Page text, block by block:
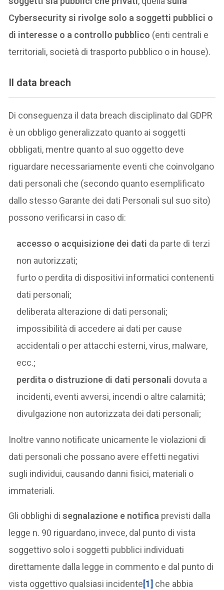
Cybersecurity si rivolge solo a soggetti pubblici o
di interesse o a controllo pubblico (enti centrali e
territoriali, società di trasporto pubblico o in house).
Il data breach
Di conseguenza il data breach disciplinato dal GDPR
è un obbligo generalizzato quanto ai soggetti
obbligati, mentre quanto al suo oggetto deve
riguardare necessariamente eventi che coinvolgano
dati personali che (secondo quanto esemplificato
dallo stesso Garante dei dati Personali sul suo sito)
possono verificarsi in caso di:
accesso o acquisizione dei dati da parte di terzi
non autorizzati;
furto o perdita di dispositivi informatici contenenti
dati personali;
deliberata alterazione di dati personali;
impossibilità di accedere ai dati per cause
accidentali o per attacchi esterni, virus, malware,
ecc.;
perdita o distruzione di dati personali dovuta a
incidenti, eventi avversi, incendi o altre calamità;
divulgazione non autorizzata dei dati personali;
Inoltre vanno notificate unicamente le violazioni di
dati personali che possano avere effetti negativi
sugli individui, causando danni fisici, materiali o
immateriali.
Gli obblighi disegnalazione e notifica previsti dalla
legge n. 90 riguardano, invece, dal punto di vista
soggettivo solo i soggetti pubblici individuati
direttamente dalla legge in commento e dal punto di
vista oggettivo qualsiasi incidente[1] che abbia